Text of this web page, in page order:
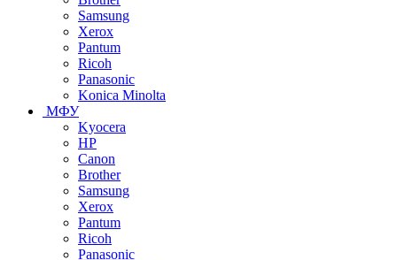
Samsung
Xerox
Pantum
Ricoh
Panasonic
Konica Minolta
МФУ
Kyocera
HP
Canon
Brother
Samsung
Xerox
Pantum
Ricoh
Panasonic